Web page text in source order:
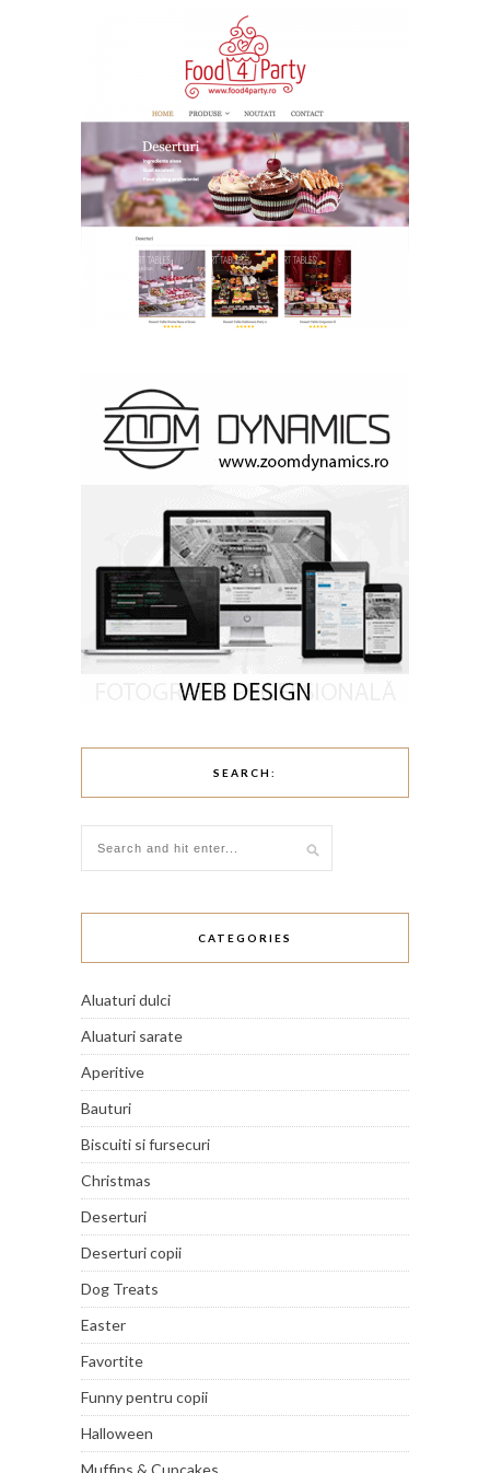
SEARCH:
CATEGORIES
Aluaturi dulci
Aluaturi sarate
Aperitive
Bauturi
Biscuiti si fursecuri
Christmas
Deserturi
Deserturi copii
Dog Treats
Easter
Favortite
Funny pentru copii
Halloween
Muffins & Cupcakes